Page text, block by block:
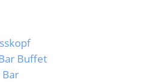
Buffet